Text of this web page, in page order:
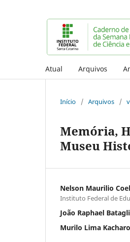
Atual Arquivos
Início / Arquivos /
Memória,
Museu
Nelson Maurilio
Instituto Federal de
João Raphael
Murilo Lima